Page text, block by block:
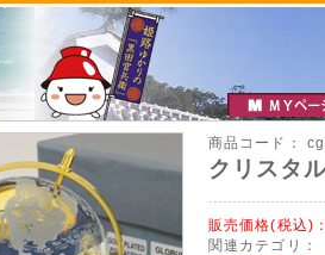
商品コード：
クリスタ
販売価格(税込)：
関連カテゴリ：